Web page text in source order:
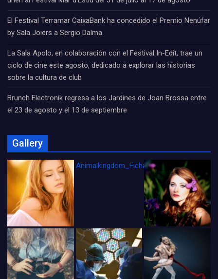
El Festival Terramar CaixaBank ha concedido el Premio Nenúfar
by Sala Joiers a Sergio Dalma.
La Sala Apolo, en colaboración con el Festival In-Edit, trae un
ciclo de cine este agosto, dedicado a explorar las historias
sobre la cultura de club
Brunch Electronik regresa a los Jardines de Joan Brossa entre
el 23 de agosto y el 13 de septiembre
Gallery
Animalkingdom_FichaCine